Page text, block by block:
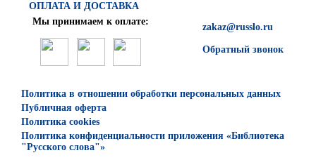
ОПЛАТА И ДОСТАВКА
zakaz@russlo.ru
Обратный звонок
Мы принимаем к оплате:
Политика в отношении обработки персональных данных
Публичная оферта
Политика cookies
Политика конфиденциальности приложения «Библиотека
"Русского слова"»